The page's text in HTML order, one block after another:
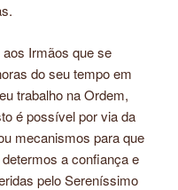
Irmãos que se
do seu tempo em
trabalho na Ordem,
é possível por via da
mecanismos para que
a confiança e
pelo Sereníssimo